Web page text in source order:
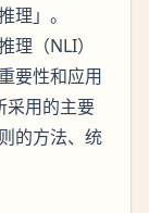
理」。
理（NLI）
要性和应用
采用的主要
的方法、统